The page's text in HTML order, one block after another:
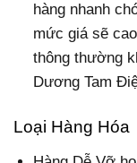
hàng nhanh
mức giá sẽ
thông thường
Dương Tam
Loại Hàng Hóa